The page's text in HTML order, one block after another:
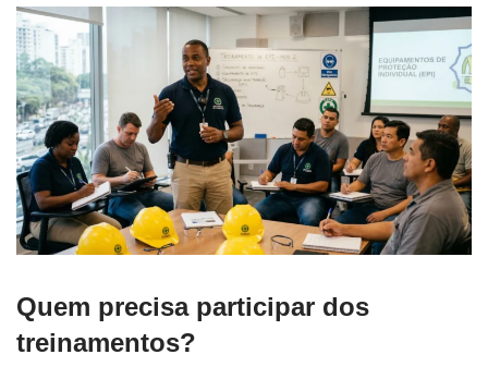
Quem precisa participar dos
treinamentos?